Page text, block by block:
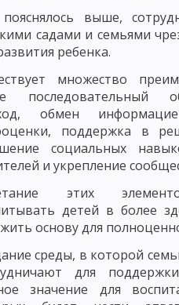
УЧЕБНОГО ПРОЦЕССА
ПРИНЦИПЫ ОБУЧЕНИЯ, КОТОРЫЕ
И ПОСЛЕДОВАТЕЛЬНОСТИ
В ОБУЧЕНИИ
СОЧЕТАНИЯ
УЧАЩИХСЯ
НАВЫКОВ И УМЕНИЙ
КЛАССИФИКАЦИЯ МЕТОДОВ
ОБУЧЕНИЯ: РАССКАЗ
СЕМИНАРСКОЕ ЗАНЯТИЕ КАК
выше,
садами и семьями
ребенка.
множество
последовательный
обмен
поддержка в
социальных
и укрепление
этих
детей в более
основу для
среды, в которой
для
значение для